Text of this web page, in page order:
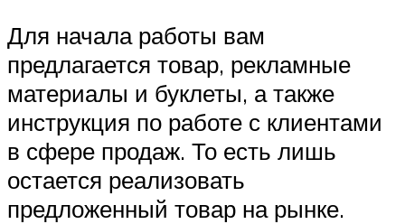
Для начала работы вам
предлагается товар, рекламные
материалы и буклеты, а также
инструкция по работе с клиентами
в сфере продаж. То есть лишь
остается реализовать
предложенный товар на рынке.